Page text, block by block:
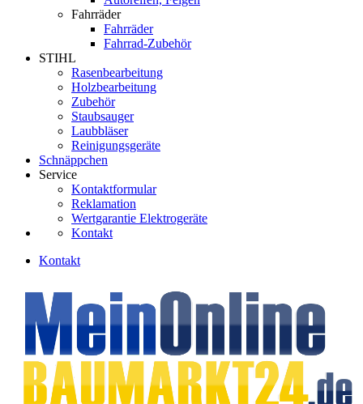
Fahrräder
Fahrräder
Fahrrad-Zubehör
STIHL
Rasenbearbeitung
Holzbearbeitung
Zubehör
Staubsauger
Laubbläser
Reinigungsgeräte
Schnäppchen
Service
Kontaktformular
Reklamation
Wertgarantie Elektrogeräte
Kontakt
Kontakt